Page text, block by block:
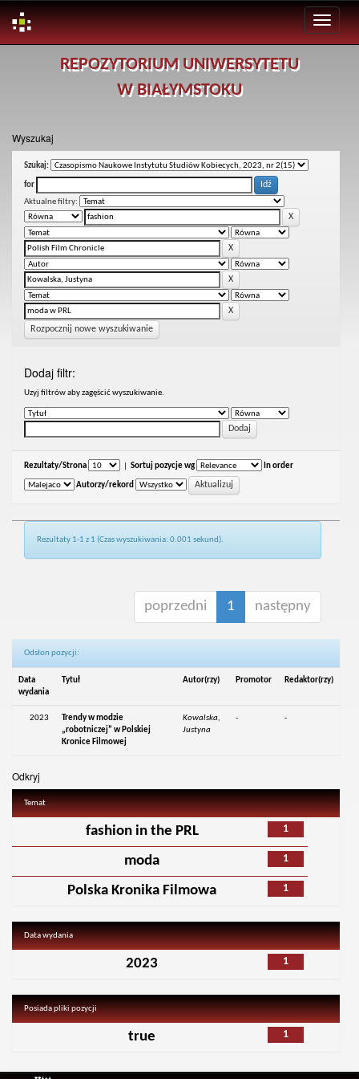
REPOZYTORIUM UNIWERSYTETU
W BIAŁYMSTOKU
Wyszukaj
Szukaj:
for
Aktualne filtry:
Rozpocznij nowe wyszukiwanie
Dodaj filtr:
Uzyj filtrów aby zagęścić wyszukiwanie.
Rezultaty/Strona Sortuj pozycje wg In order
Autorzy/rekord
Rezultaty 1-1 z 1 (Czas wyszukiwania: 0.001 sekund).
poprzedni 1 następny
Odsłon pozycji:
Data
wydania
Tytuł Autor(rzy) Promotor Redaktor(rzy)
2023
Trendy w modzie
„robotniczej” w Polskiej
Kronice Filmowej
Kowalska,
Justyna
- -
Odkryj
Temat
1
fashion in the PRL
1
moda
1
Polska Kronika Filmowa
Data wydania
1
2023
Posiada pliki pozycji
1
true